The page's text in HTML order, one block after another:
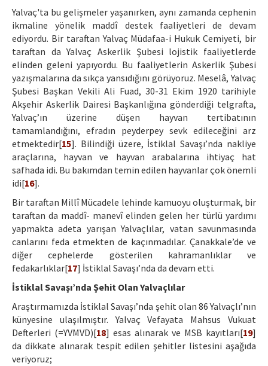
Yalvaç'ta bu gelişmeler yaşanırken, aynı zamanda cephenin
ikmaline yönelik maddî destek faaliyetleri de devam
ediyordu. Bir taraftan Yalvaç Müdafaa-i Hukuk Cemiyeti, bir
taraftan da Yalvaç Askerlik Şubesi lojistik faaliyetlerde
elinden geleni yapıyordu. Bu faaliyetlerin Askerlik Şubesi
yazışmalarına da sıkça yansıdığını görüyoruz. Meselâ, Yalvaç
Şubesi Başkan Vekili Ali Fuad, 30-31 Ekim 1920 tarihiyle
Akşehir Askerlik Dairesi Başkanlığına gönderdiği telgrafta,
Yalvaç’ın üzerine düşen hayvan tertibatının
tamamlandığını, efradın peyderpey sevk edileceğini arz
etmektedir[15]. Bilindiği üzere, İstiklal Savaşı’nda nakliye
araçlarına, hayvan ve hayvan arabalarına ihtiyaç hat
safhada idi. Bu bakımdan temin edilen hayvanlar çok önemli
idi[16].
Bir taraftan Millî Mücadele lehinde kamuoyu oluşturmak, bir
taraftan da maddî- manevî elinden gelen her türlü yardımı
yapmakta adeta yarışan Yalvaçlılar, vatan savunmasında
canlarını feda etmekten de kaçınmadılar. Çanakkale’de ve
diğer cephelerde gösterilen kahramanlıklar ve
fedakarlıklar[17] İstiklal Savaşı’nda da devam etti.
İstiklal Savaşı’nda Şehit Olan Yalvaçlılar
Araştırmamızda İstiklal Savaşı’nda şehit olan 86 Yalvaçlı’nın
künyesine ulaşılmıştır. Yalvaç Vefayata Mahsus Vukuat
Defterleri (=YVMVD)[18] esas alınarak ve MSB kayıtları[19]
da dikkate alınarak tespit edilen şehitler listesini aşağıda
veriyoruz;